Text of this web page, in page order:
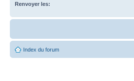
Renvoyer les:
Index du forum